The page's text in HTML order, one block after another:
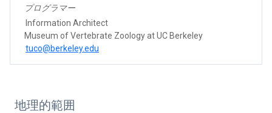
プログラマー
Information Architect
Museum of Vertebrate Zoology at UC Berkeley
tuco@berkeley.edu
地理的範囲